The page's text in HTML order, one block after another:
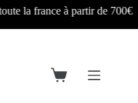
la france à partir de 700€